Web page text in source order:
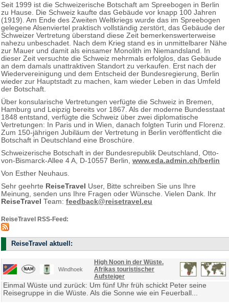
Seit 1999 ist die Schweizerische Botschaft am Spreebogen in Berlin
zu Hause. Die Schweiz kaufte das Gebäude vor knapp 100 Jahren
(1919). Am Ende des Zweiten Weltkriegs wurde das im Spreebogen
gelegene Alsenviertel praktisch vollständig zerstört, das Gebäude der
Schweizer Vertretung überstand diese Zeit bemerkenswerterweise
nahezu unbeschadet. Nach dem Krieg stand es in unmittelbarer Nähe
zur Mauer und damit als einsamer Monolith im Niemandsland. In
dieser Zeit versuchte die Schweiz mehrmals erfolglos, das Gebäude
an dem damals unattraktiven Standort zu verkaufen. Erst nach der
Wiedervereinigung und dem Entscheid der Bundesregierung, Berlin
wieder zur Hauptstadt zu machen, kam wieder Leben in das Umfeld
der Botschaft.
Über konsularische Vertretungen verfügte die Schweiz in Bremen,
Hamburg und Leipzig bereits vor 1867. Als der moderne Bundesstaat
1848 entstand, verfügte die Schweiz über zwei diplomatische
Vertretungen: In Paris und in Wien, danach folgten Turin und Florenz.
Zum 150-jährigen Jubiläum der Vertretung in Berlin veröffentlicht die
Botschaft in Deutschland eine Broschüre.
Schweizerische Botschaft in der Bundesrepublik Deutschland, Otto-
von-Bismarck-Allee 4 A, D-10557 Berlin, www.eda.admin.ch/berlin
Von Esther Neuhaus.
Sehr geehrte ReiseTravel User, Bitte schreiben Sie uns Ihre
Meinung, senden uns Ihre Fragen oder Wünsche. Vielen Dank. Ihr
ReiseTravel Team: feedback@reisetravel.eu
ReiseTravel RSS-Feed:
ReiseTravel aktuell:
Windhoek
High Noon in der Wüste.
Afrikas touristischer
Aufsteiger
Einmal Wüste und zurück: Um fünf Uhr früh schickt Peter seine
Reisegruppe in die Wüste. Als die Sonne wie ein Feuerball...